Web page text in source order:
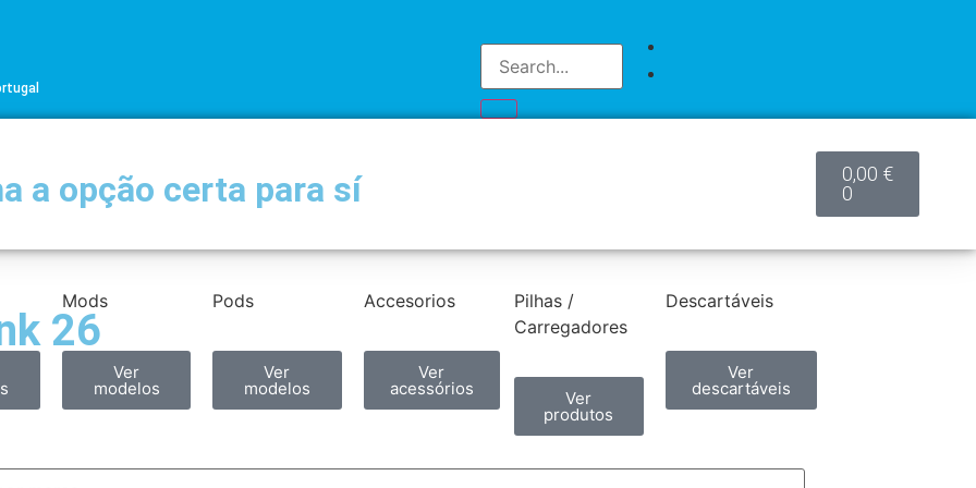
a opção certa para sí
Mods
Ver
modelos
Pods
Ver
modelos
Accesorios
Ver
acessórios
Pilhas /
Carregadores
Ver
produtos
Descartáveis
Ver
descartáveis
0,00 €
0
26